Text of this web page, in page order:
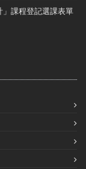
」課程登記選課表單